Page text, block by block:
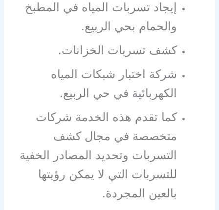
إيجاد تسربات المياه في المطبخ
والحمام بحي الربيع.
كشف تسربات الخزانات.
شركة اختبار شبكات المياه
الكهربائية في حي الربيع.
كما تقدم هذه الخدمة شركات
متخصصة في مجال كشف
التسربات وتحديد المصادر الخفية
للتسربات التي لا يمكن رؤيتها
بالعين المجردة.